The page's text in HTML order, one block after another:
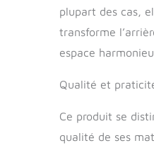
plupart des cas,
transforme
espace
Qualité et
Ce produit se
qualité de ses